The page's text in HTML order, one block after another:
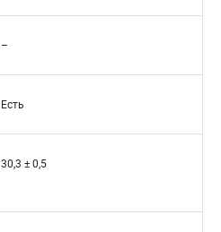
–
Есть
30,3 ± 0,5